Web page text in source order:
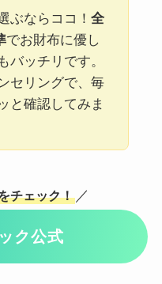
ぶならココ！ 全
でお財布に優し
バッチリです。
セリングで、毎
と確認してみま
チェック！ ／
ク公式